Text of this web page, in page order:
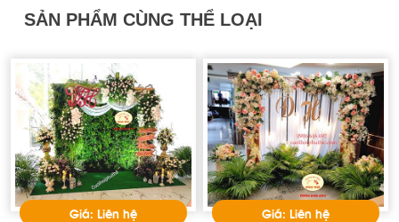
SẢN PHẨM CÙNG THỂ LOẠI
Giá: Liên hệ Giá: Liên hệ